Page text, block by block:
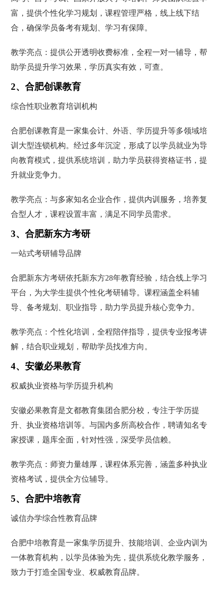
富，提供个性化学习规划，课程管理严格，线上线下结
合，确保学员备考有规划、学习有保障。
教学亮点：提供公开透明收费标准，全程一对一辅导，帮
助学员提升学习效果，学历真实有效，可查。
2、合肥创课教育
综合性职业教育培训机构
合肥创课教育是一家集会计、外语、学历提升等多领域培
训大型连锁机构。经过多年沉淀，形成了以学员就业为导
向教育模式，提供系统培训，助力学员获得资格证书，提
升就业竞争力。
教学亮点：与多家知名企业合作，提供内训服务，培养复
合型人才，课程设置丰富，满足不同学员需求。
3、合肥新东方考研
一站式考研辅导品牌
合肥新东方考研依托新东方28年教育经验，结合线上学习
平台，为大学生提供个性化考研辅导。课程涵盖全科辅
导、备考规划、职业指导，助力学员提升核心竞争力。
教学亮点：个性化培训，全程陪伴指导，提供专业报考讲
解，结合职业规划，帮助学员找准方向。
4、安徽必果教育
权威执业资格与学历提升机构
安徽必果教育是文都教育集团合肥分校，专注于学历提
升、执业资格培训等。与国内多所高校合作，聘请知名专
家授课，题库全面，针对性强，深受学员信赖。
教学亮点：师资力量雄厚，课程体系完善，涵盖多种执业
资格考试，提供全方位辅导。
5、合肥中培教育
诚信办学综合性教育品牌
合肥中培教育是一家集学历提升、技能培训、企业内训为
一体教育机构，以学员体验为先，提供系统化教学服务，
致力于打造全国专业、权威教育品牌。